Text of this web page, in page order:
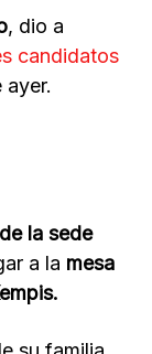
, dio a
candidatos
ayer.
la sede
a la mesa